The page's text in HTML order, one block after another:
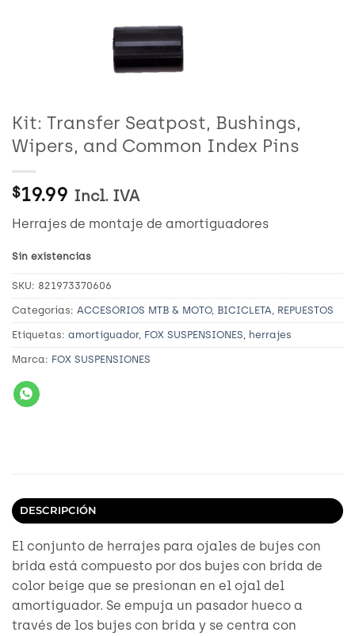
Kit: Transfer Seatpost, Bushings,
Wipers, and Common Index Pins
$19.99 Incl. IVA
Herrajes de montaje de amortiguadores
Sin existencias
SKU: 821973370606
Categorías: ACCESORIOS MTB & MOTO, BICICLETA REPUESTOS
Etiquetas: amortiguador, FOX SUSPENSIONES herrajes
Marca: FOX SUSPENSIONES
DESCRIPCIÓN
El conjunto de herrajes para ojales de bujes con
brida está compuesto por dos bujes con brida de
color beige que se presionan en el ojal del
amortiguador. Se empuja un pasador hueco a
través de los bujes con brida y se centra con